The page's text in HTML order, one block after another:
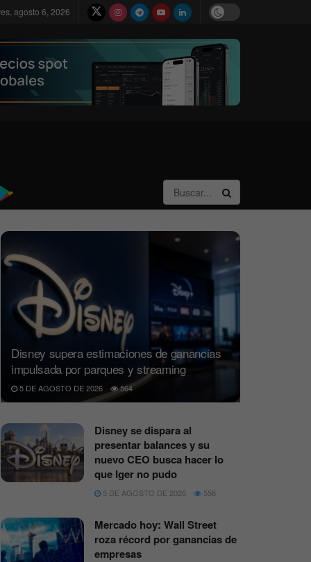
agosto 6, 2026
Disney supera estimaciones de ganancias
impulsada por parques y streaming
5 DE AGOSTO DE 2026 564
Disney se dispara al
presentar balances y su
nuevo CEO busca hacer lo
que Iger no pudo
5 DE AGOSTO DE 2026 558
Mercado hoy: Wall Street
roza récord por ganancias de
empresas